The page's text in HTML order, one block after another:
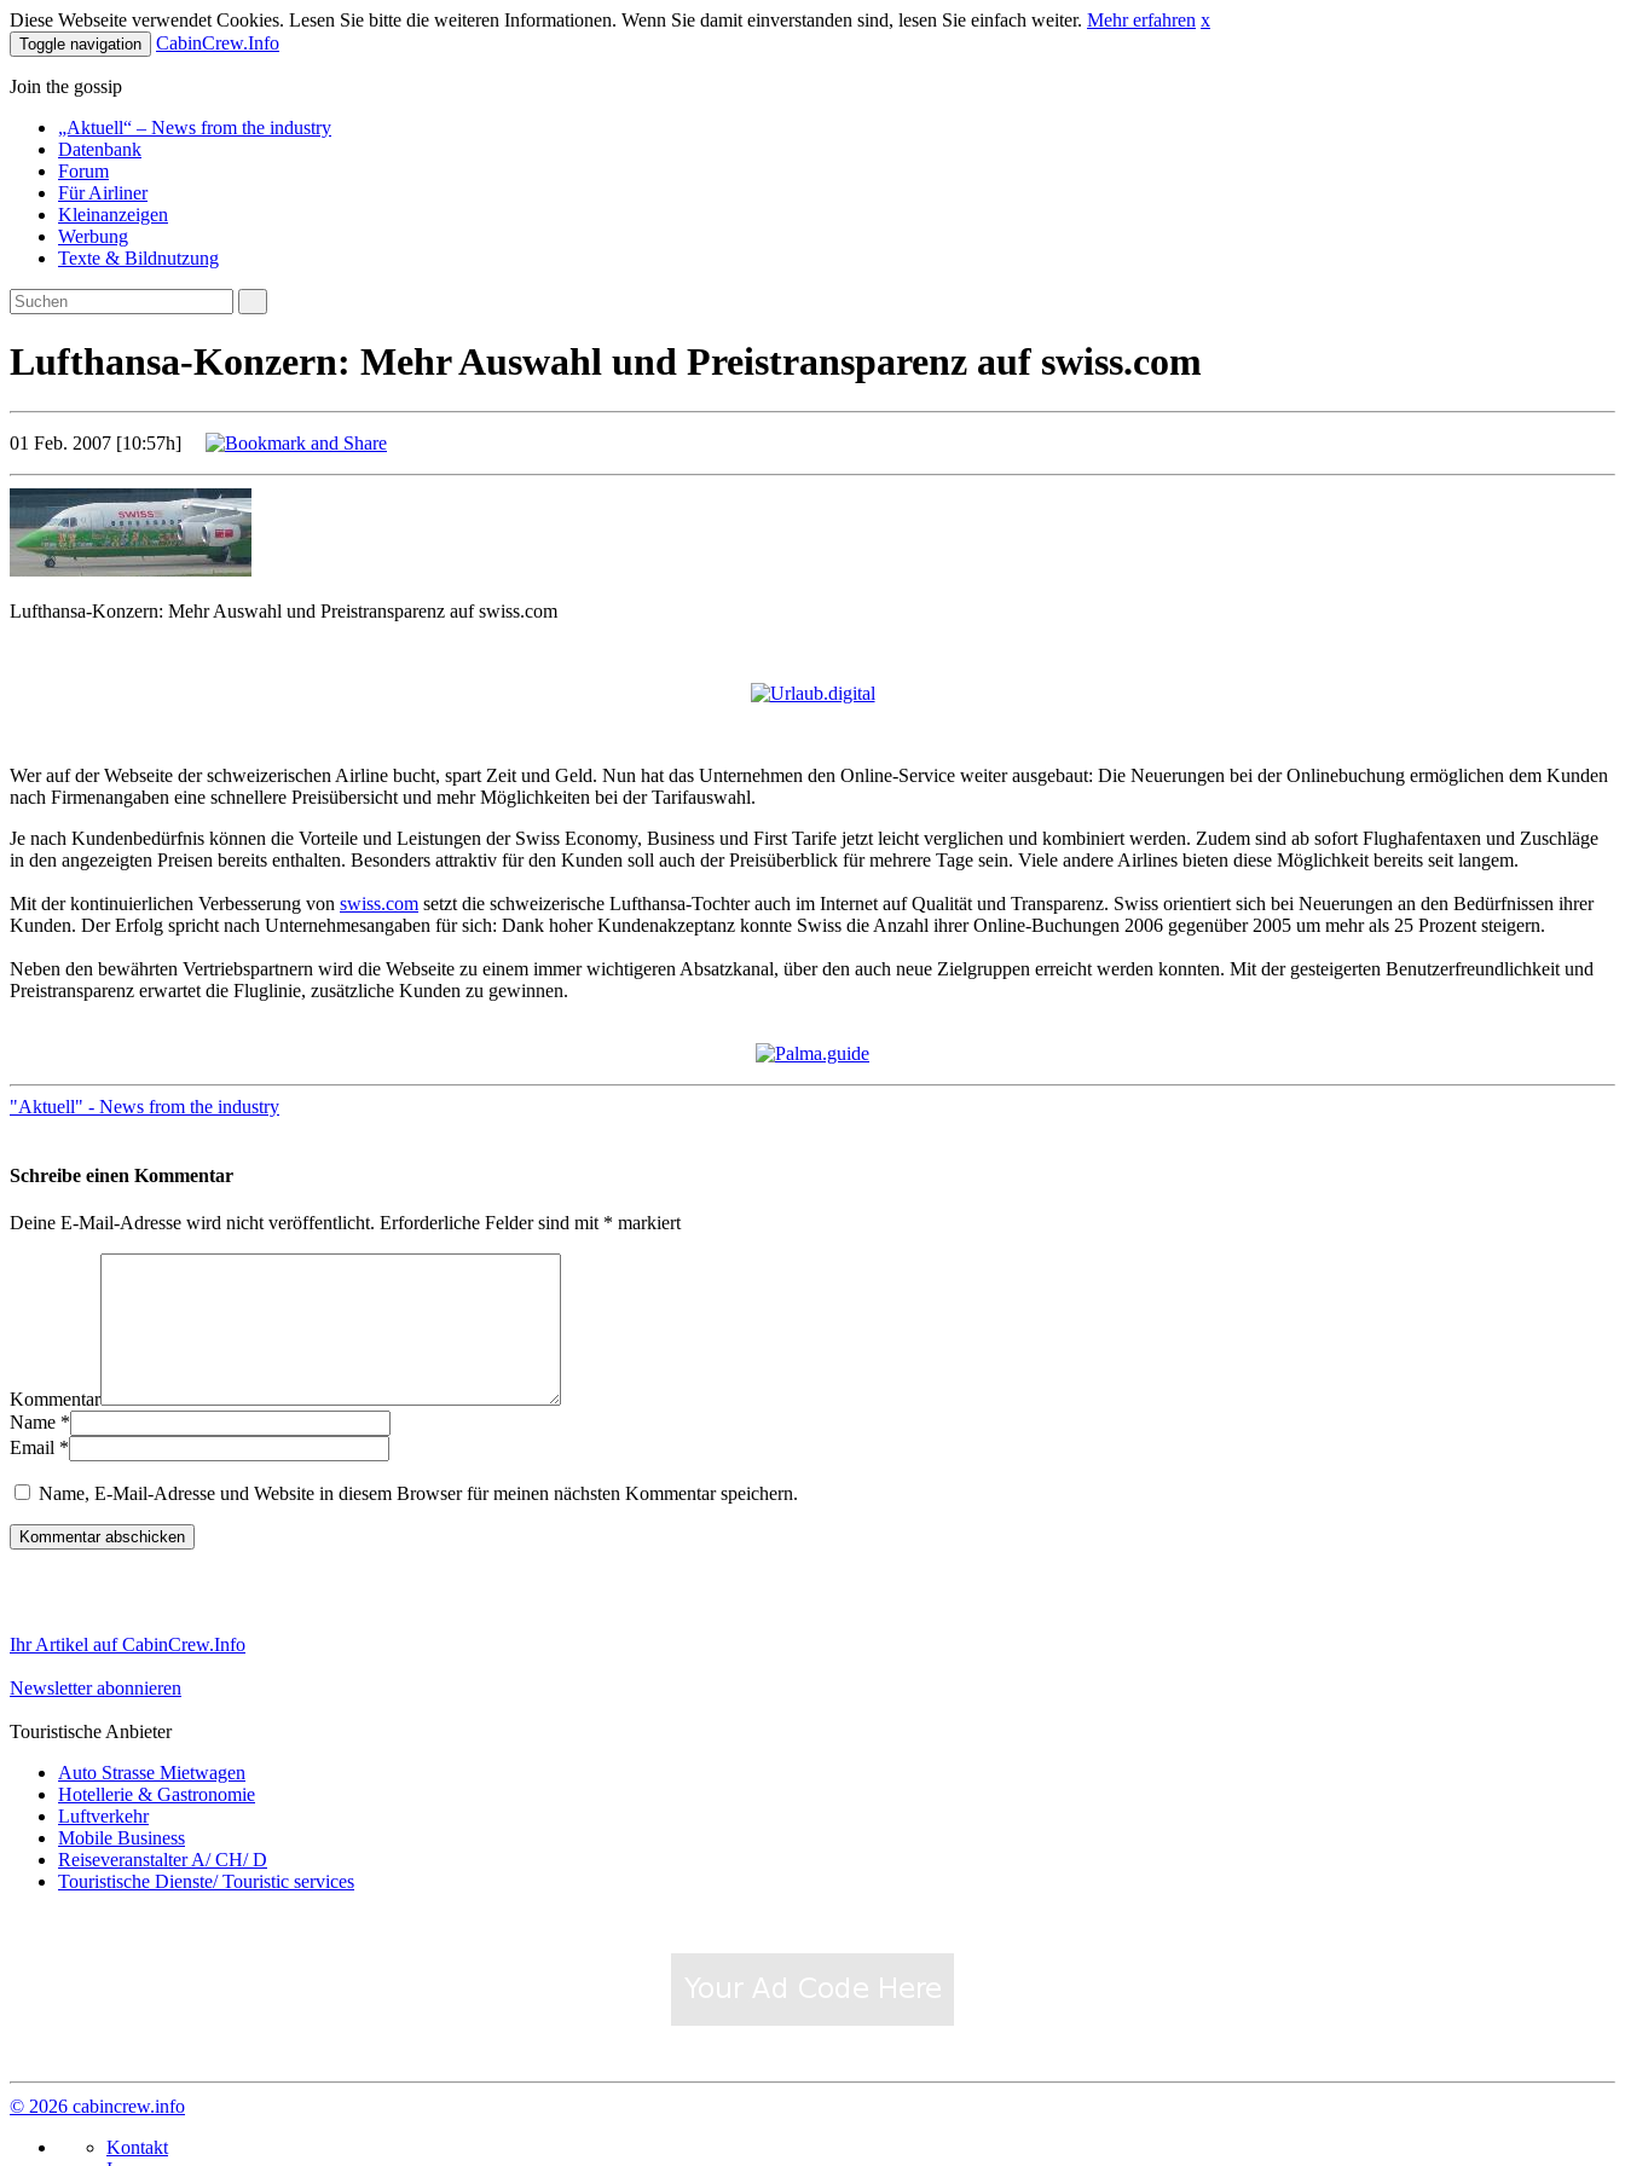
Diese Webseite verwendet Cookies. Lesen Sie bitte die weiteren Informationen. Wenn Sie damit einverstanden sind, lesen Sie einfach weiter. Mehr erfahren x
Toggle navigation CabinCrew.Info
Join the gossip
„Aktuell“ – News from the industry
Datenbank
Forum
Für Airliner
Kleinanzeigen
Werbung
Texte & Bildnutzung
Lufthansa-Konzern: Mehr Auswahl und Preistransparenz auf swiss.com
01 Feb. 2007 [10:57h]
Lufthansa-Konzern: Mehr Auswahl und Preistransparenz auf swiss.com
Wer auf der Webseite der schweizerischen Airline bucht, spart Zeit und Geld. Nun hat das Unternehmen den Online-Service weiter ausgebaut: Die Neuerungen bei der Onlinebuchung ermöglichen dem Kunden
nach Firmenangaben eine schnellere Preisübersicht und mehr Möglichkeiten bei der Tarifauswahl.
Je nach Kundenbedürfnis können die Vorteile und Leistungen der Swiss Economy, Business und First Tarife jetzt leicht verglichen und kombiniert werden. Zudem sind ab sofort Flughafentaxen und Zuschläge
in den angezeigten Preisen bereits enthalten. Besonders attraktiv für den Kunden soll auch der Preisüberblick für mehrere Tage sein. Viele andere Airlines bieten diese Möglichkeit bereits seit langem.
Mit der kontinuierlichen Verbesserung von swiss.com setzt die schweizerische Lufthansa-Tochter auch im Internet auf Qualität und Transparenz. Swiss orientiert sich bei Neuerungen an den Bedürfnissen ihrer
Kunden. Der Erfolg spricht nach Unternehmesangaben für sich: Dank hoher Kundenakzeptanz konnte Swiss die Anzahl ihrer Online-Buchungen 2006 gegenüber 2005 um mehr als 25 Prozent steigern.
Neben den bewährten Vertriebspartnern wird die Webseite zu einem immer wichtigeren Absatzkanal, über den auch neue Zielgruppen erreicht werden konnten. Mit der gesteigerten Benutzerfreundlichkeit und
Preistransparenz erwartet die Fluglinie, zusätzliche Kunden zu gewinnen.
"Aktuell" - News from the industry
Schreibe einen Kommentar
Deine E-Mail-Adresse wird nicht veröffentlicht. Erforderliche Felder sind mit * markiert
Kommentar
Name *
Email *
Name, E-Mail-Adresse und Website in diesem Browser für meinen nächsten Kommentar speichern.
Ihr Artikel auf CabinCrew.Info
Newsletter abonnieren
Touristische Anbieter
Auto Strasse Mietwagen
Hotellerie & Gastronomie
Luftverkehr
Mobile Business
Reiseveranstalter A/ CH/ D
Touristische Dienste/ Touristic services
© 2026 cabincrew.info
Kontakt